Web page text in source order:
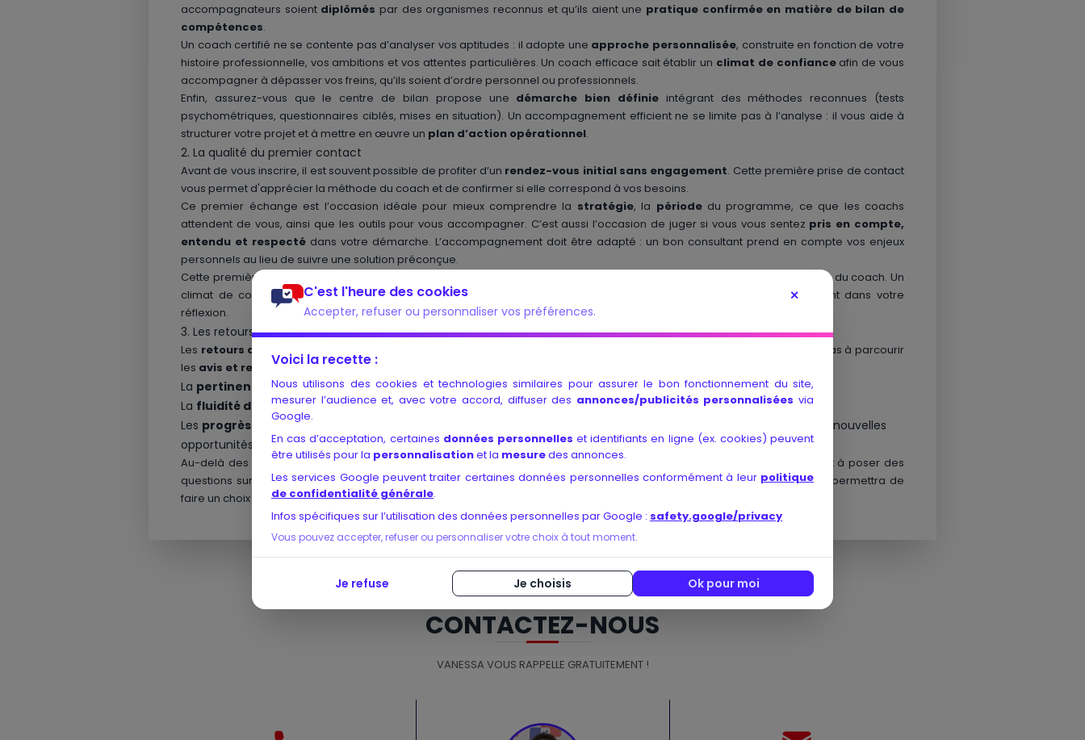
C'est l'heure des cookies
Accepter, refuser ou personnaliser vos préférences.
✕
Voici la recette :
Nous utilisons des cookies et technologies similaires pour assurer le bon fonctionnement du site,
mesurer l’audience et, avec votre accord, diffuser des annonces/publicités personnalisées via
Google.
En cas d’acceptation, certaines données personnelles et identifiants en ligne (ex. cookies) peuvent
être utilisés pour la personnalisationet la mesuredes annonces.
Les services Google peuvent traiter certaines données personnelles conformément à leur politique
de confidentialité générale.
Infos spécifiques sur l’utilisation des données personnelles par Google : safety.google/privacy
Vous pouvez accepter, refuser ou personnaliser votre choix à tout moment.
Je refuse Je choisis Ok pour moi
accompagnateurs soient diplômés par des organismes reconnus et qu’ils aient une pratique confirmée en matière de bilan de
compétences.
Un coach certifié ne se contente pas d’analyser vos aptitudes : il adopte une approche personnalisée, construite en fonction de votre
histoire professionnelle, vos ambitions et vos attentes particulières. Un coach efficace sait établir un climat de confianceafin de vous
accompagner à dépasser vos freins, qu’ils soient d’ordre personnel ou professionnels.
Enfin, assurez-vous que le centre de bilan propose une démarche bien définieintégrant des méthodes reconnues (tests
psychométriques, questionnaires ciblés, mises en situation). Un accompagnement efficient ne se limite pas à l’analyse : il vous aide à
structurer votre projet et à mettre en œuvre un plan d’action opérationnel.
2. La qualité du premier contact
Avant de vous inscrire, il est souvent possible de profiter d’un rendez-vous initial sans engagement. Cette première prise de contact
vous permet d'apprécier la méthode du coach et de confirmer si elle correspond à vos besoins.
Ce premier échange est l’occasion idéale pour mieux comprendre la stratégie, la périodedu programme, ce que les coachs
attendent de vous, ainsi que les outils pour vous accompagner. C’est aussi l’occasion de juger si vous vous sentez pris en compte,
entendu et respectédans votre démarche. L’accompagnement doit être adapté : un bon consultant prend en compte vos enjeux
personnels au lieu de suivre une solution préconçue.
Cette première rencontre permet aussi de tester si votre personnalité correspond bien à l’approche et à la méthodologie du coach. Un
climat de confiance est déterminant pour bénéficier pleinement de votre accompagnement et avancer efficacement dans votre
réflexion.
3. Les retours d’expérience des clients
Les retours d’expérience
sont des éléments clés pour évaluer la qualité du bilan de compétences proposé. N’hésitez pas à parcourir
les avis et retoursdisponibles sur Google. Grâce à ces témoignages, vous pourrez analyser des avis éclairants sur :
La pertinence des conseils proposéspar les accompagnateurs
La fluidité de la communicationet la présence des coachs
Les progrès mesurables
après le bilan (meilleure visibilité sur l’avenir, changement de carrière abouti, accès à de nouvelles
opportunités, etc.)
Au-delà des commentaires sur internet, pensez à vous informer sur d’éventuelles
et à poser des
questions sur des histoires de réussite auprès de l’organisme. Miser sur un organisme ayant une solide réputation vous permettra de
faire un choix éclairé.
CONTACTEZ-NOUS
VANESSA VOUS RAPPELLE GRATUITEMENT !